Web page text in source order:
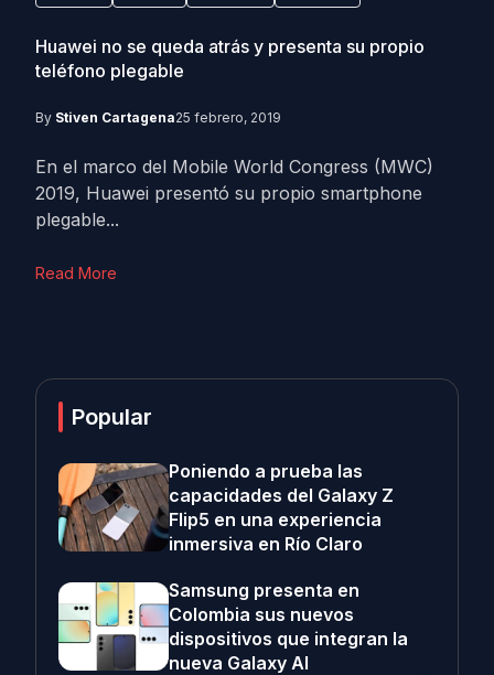
Huawei no se queda atrás y presenta su propio
teléfono plegable
By Stiven Cartagena25 febrero, 2019
En el marco del Mobile World Congress (MWC)
2019, Huawei presentó su propio smartphone
plegable...
Read More
Popular
Poniendo a prueba las
capacidades del Galaxy Z
Flip5 en una experiencia
inmersiva en Río Claro
Samsung presenta en
Colombia sus nuevos
dispositivos que integran la
nueva Galaxy AI